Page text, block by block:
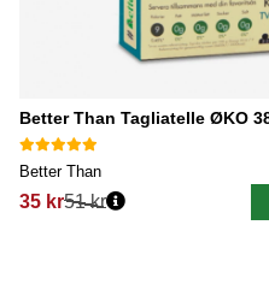
Better Than Tagliatelle ØKO
Better Than
35 kr51 kr